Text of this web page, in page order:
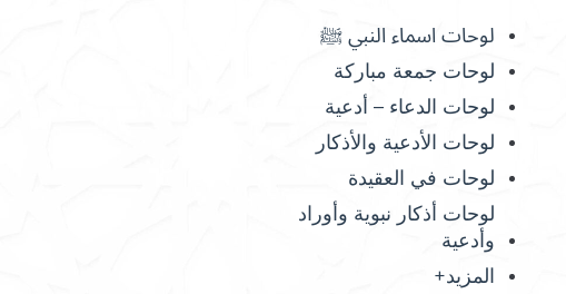
لوحات اسماء النبي ﷺ
لوحات جمعة مباركة
لوحات الدعاء – أدعية
لوحات الأدعية والأذكار
لوحات في العقيدة
لوحات أذكار نبوية وأوراد
وأدعية
المزيد+